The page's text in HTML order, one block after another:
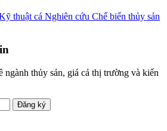
thuật cá Nghiên cứu Chế biến thủy sản
ngành thủy sản, giá cả thị trường và kiến
Đăng ký